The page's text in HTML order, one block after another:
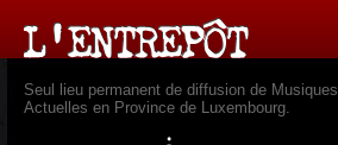
Seul lieu permanent de diffusion de Musiques
Actuelles en Province de Luxembourg.